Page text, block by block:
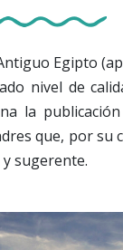
Egipto
nivel de
la
que, por su
sugerente.